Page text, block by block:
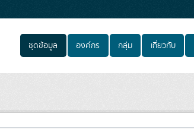
ชุดข้อมูล องค์กร กลุ่ม เกี่ยวกับ